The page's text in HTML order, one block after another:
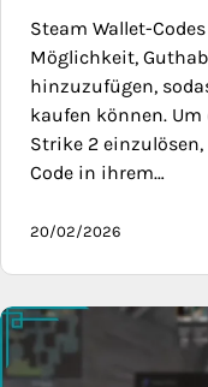
Steam Wallet-
Möglichkeit,
hinzuzufügen,
kaufen können. Um
Strike 2
Code in ihrem…
20/02/2026